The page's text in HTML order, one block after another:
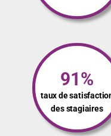
5460
personnes formées